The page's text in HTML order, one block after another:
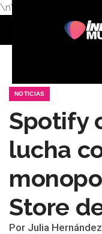
\n\n
NOTICIAS
Spotify
lucha
Store
Por Julia